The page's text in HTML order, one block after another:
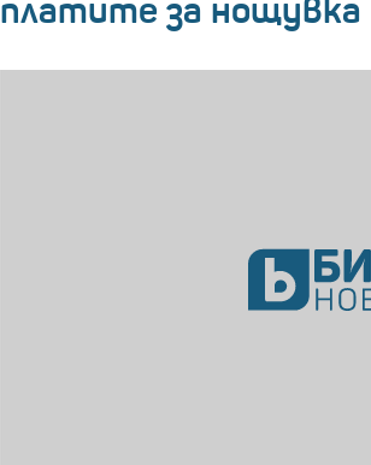
платите за нощувка